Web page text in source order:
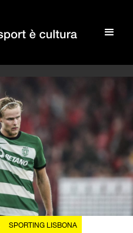
SPORTING LISBONA